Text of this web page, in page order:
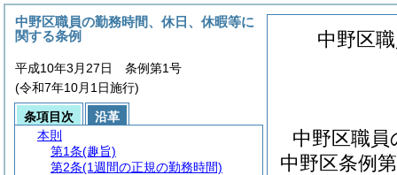
中野区
中野区職
中野区条例
中野区職員の勤務時間、休日、休暇等に
関する条例
平成10年3月27日 条例第1号
(令和7年10月1日施行)
条項目次
沿革
本則
第1条(趣旨)
第2条(1週間の正規の勤務時間)